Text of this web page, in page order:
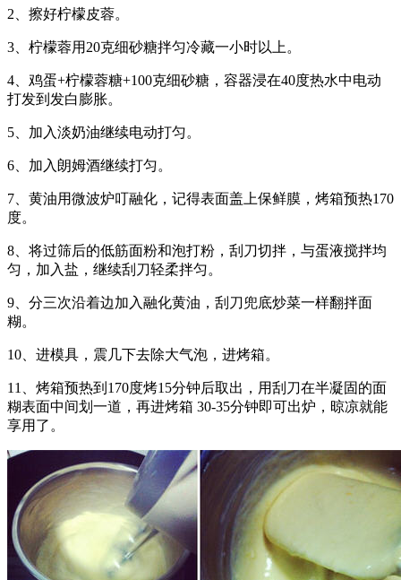
2、擦好柠檬皮蓉。
3、柠檬蓉用20克细砂糖拌匀冷藏一小时以上。
4、鸡蛋+柠檬蓉糖+100克细砂糖，容器浸在40度热水中电动
打发到发白膨胀。
5、加入淡奶油继续电动打匀。
6、加入朗姆酒继续打匀。
7、黄油用微波炉叮融化，记得表面盖上保鲜膜，烤箱预热170
度。
8、将过筛后的低筋面粉和泡打粉，刮刀切拌，与蛋液搅拌均
匀，加入盐，继续刮刀轻柔拌匀。
9、分三次沿着边加入融化黄油，刮刀兜底炒菜一样翻拌面
糊。
10、进模具，震几下去除大气泡，进烤箱。
11、烤箱预热到170度烤15分钟后取出，用刮刀在半凝固的面
糊表面中间划一道，再进烤箱 30-35分钟即可出炉，晾凉就能
享用了。